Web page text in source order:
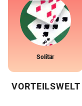
Solitär